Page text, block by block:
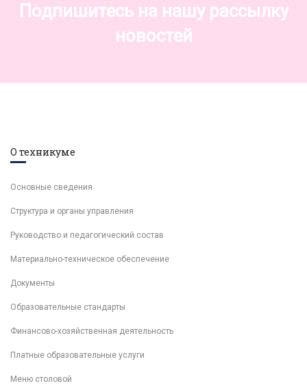
Подпишитесь на нашу рассылку
новостей
О техникуме
Основные сведения
Структура и органы управления
Руководство и педагогический состав
Материально-техническое обеспечение
Документы
Образовательные стандарты
Финансово-хозяйственная деятельность
Платные образовательные услуги
Меню столовой